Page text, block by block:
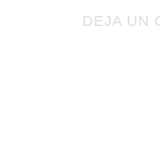
DEJA UN